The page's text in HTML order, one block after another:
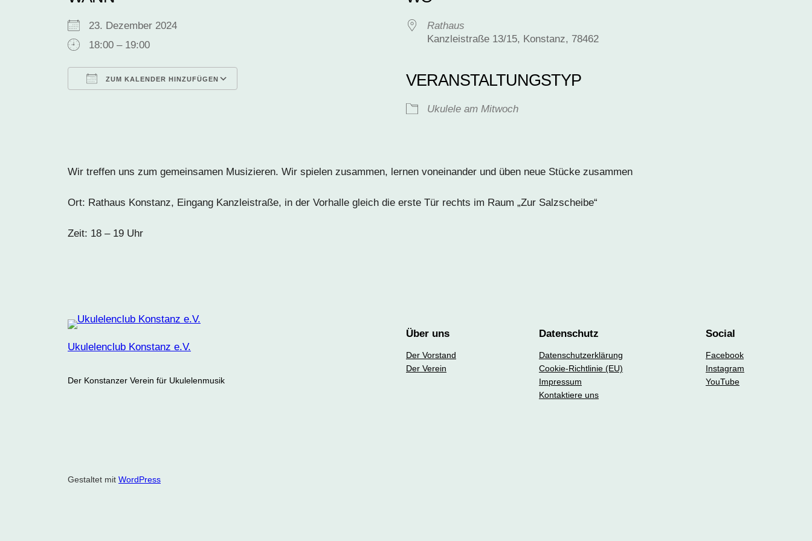
23. Dezember 2024
18:00 – 19:00
ZUM KALENDER HINZUFÜGEN
iCalendar
Rathaus
Kanzleistraße 13/15, Konstanz, 78462
VERANSTALTUNGSTYP
Ukulele am Mitwoch
Veranstaltungen anzeigen
Wir treffen uns zum gemeinsamen Musizieren. Wir spielen zusammen, lernen voneinander und üben neue Stücke zusammen
Ort: Rathaus Konstanz, Eingang Kanzleistraße, in der Vorhalle gleich die erste Tür rechts im Raum „Zur Salzscheibe“
Zeit: 18 – 19 Uhr
Ukulelenclub Konstanz e.V.
Der Konstanzer Verein für Ukulelenmusik
Über uns
Der Vorstand
Der Verein
Datenschutz
Datenschutzerklärung
Cookie-Richtlinie (EU)
Impressum
Kontaktiere uns
Social
Facebook
Instagram
YouTube
Gestaltet mit WordPress